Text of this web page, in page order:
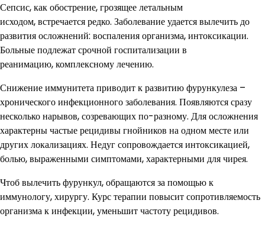
Сепсис, как обострение, грозящее летальным
исходом, встречается редко. Заболевание удается вылечить до
развития осложнений: воспаления организма, интоксикации.
Больные подлежат срочной госпитализации в
реанимацию, комплексному лечению.
Снижение иммунитета приводит к развитию фурункулеза –
хронического инфекционного заболевания. Появляются сразу
несколько нарывов, созревающих по-разному. Для осложнения
характерны частые рецидивы гнойников на одном месте или
других локализациях. Недуг сопровождается интоксикацией,
болью, выраженными симптомами, характерными для чирея.
Чтоб вылечить фурункул, обращаются за помощью к
иммунологу, хирургу. Курс терапии повысит сопротивляемость
организма к инфекции, уменьшит частоту рецидивов.